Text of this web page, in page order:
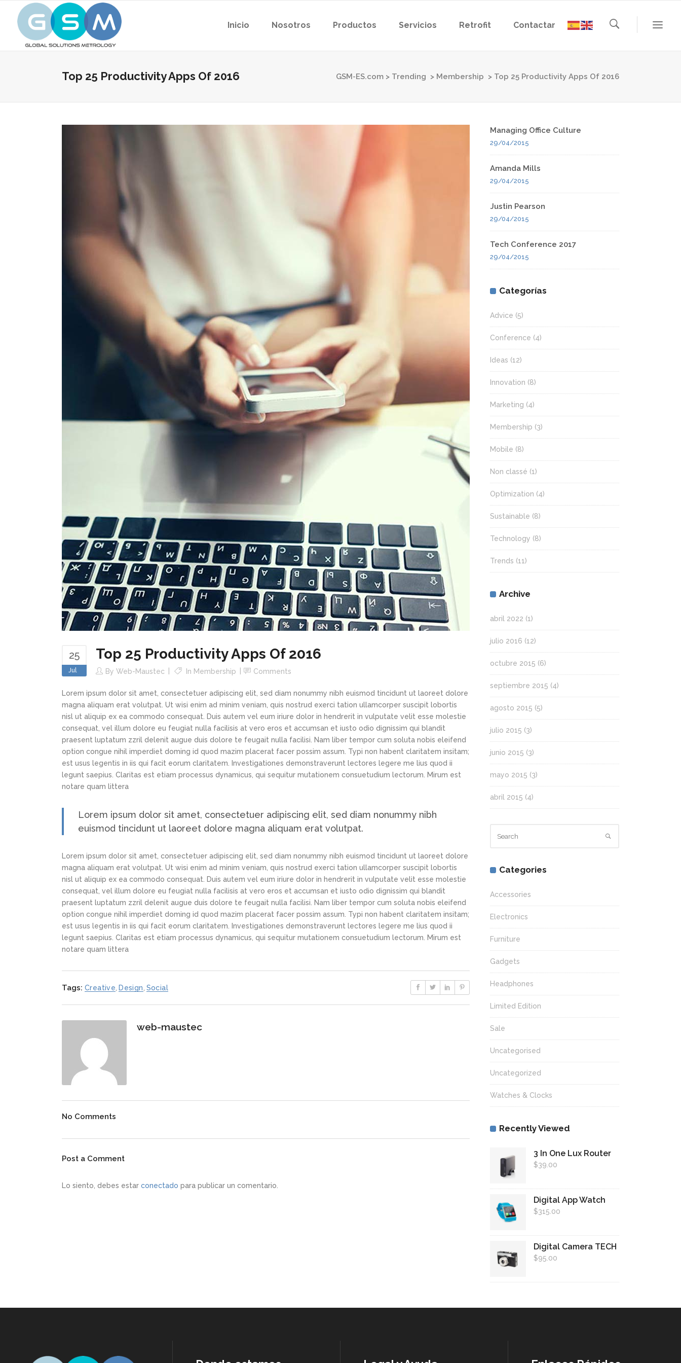
Inicio Nosotros Productos Servicios Retrofit Contactar
Top 25 Productivity Apps Of 2016 GSM-ES.com > Trending > Membership > Top 25 Productivity Apps Of 2016
25
Jul
Top 25 Productivity Apps Of 2016
By Web-Maustec In Membership Comments
Lorem ipsum dolor sit amet, consectetuer adipiscing elit, sed diam nonummy nibh euismod tincidunt ut laoreet dolore
magna aliquam erat volutpat. Ut wisi enim ad minim veniam, quis nostrud exerci tation ullamcorper suscipit lobortis
nisl ut aliquip ex ea commodo consequat. Duis autem vel eum iriure dolor in hendrerit in vulputate velit esse molestie
consequat, vel illum dolore eu feugiat nulla facilisis at vero eros et accumsan et iusto odio dignissim qui blandit
praesent luptatum zzril delenit augue duis dolore te feugait nulla facilisi. Nam liber tempor cum soluta nobis eleifend
option congue nihil imperdiet doming id quod mazim placerat facer possim assum. Typi non habent claritatem insitam;
est usus legentis in iis qui facit eorum claritatem. Investigationes demonstraverunt lectores legere me lius quod ii
legunt saepius. Claritas est etiam processus dynamicus, qui sequitur mutationem consuetudium lectorum. Mirum est
notare quam littera
Lorem ipsum dolor sit amet, consectetuer adipiscing elit, sed diam nonummy nibh
euismod tincidunt ut laoreet dolore magna aliquam erat volutpat.
Lorem ipsum dolor sit amet, consectetuer adipiscing elit, sed diam nonummy nibh euismod tincidunt ut laoreet dolore
magna aliquam erat volutpat. Ut wisi enim ad minim veniam, quis nostrud exerci tation ullamcorper suscipit lobortis
nisl ut aliquip ex ea commodo consequat. Duis autem vel eum iriure dolor in hendrerit in vulputate velit esse molestie
consequat, vel illum dolore eu feugiat nulla facilisis at vero eros et accumsan et iusto odio dignissim qui blandit
praesent luptatum zzril delenit augue duis dolore te feugait nulla facilisi. Nam liber tempor cum soluta nobis eleifend
option congue nihil imperdiet doming id quod mazim placerat facer possim assum. Typi non habent claritatem insitam;
est usus legentis in iis qui facit eorum claritatem. Investigationes demonstraverunt lectores legere me lius quod ii
legunt saepius. Claritas est etiam processus dynamicus, qui sequitur mutationem consuetudium lectorum. Mirum est
notare quam littera
Tags: Creative Design Social
web-maustec
No Comments
Post a Comment
Lo siento, debes estar conectado para publicar un comentario.
Managing Office Culture
29/04/2015
Amanda Mills
29/04/2015
Justin Pearson
29/04/2015
Tech Conference 2017
29/04/2015
Categorías
Advice (5)
Conference (4)
Ideas (12)
Innovation (8)
Marketing (4)
Membership (3)
Mobile (8)
Non classé (1)
Optimization (4)
Sustainable (8)
Technology (8)
Trends (11)
Archive
abril 2022 (1)
julio 2016 (12)
octubre 2015 (6)
septiembre 2015 (4)
agosto 2015 (5)
julio 2015 (3)
junio 2015 (3)
mayo 2015 (3)
abril 2015 (4)
Categories
Accessories
Electronics
Furniture
Gadgets
Headphones
Limited Edition
Sale
Uncategorised
Uncategorized
Watches & Clocks
Recently Viewed
3 In One Lux Router
$39.00
Digital App Watch
$315.00
Digital Camera TECH
$95.00